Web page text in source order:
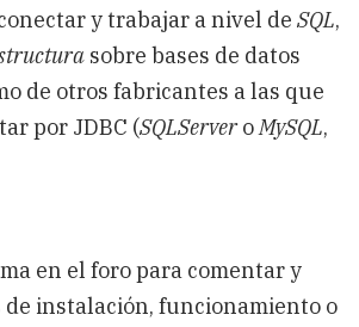
y trabajar a nivel de SQL,
sobre bases de datos
de otros fabricantes a las que
por JDBC (SQLServeroMySQL,
en el foro para comentar y
instalación, funcionamiento o